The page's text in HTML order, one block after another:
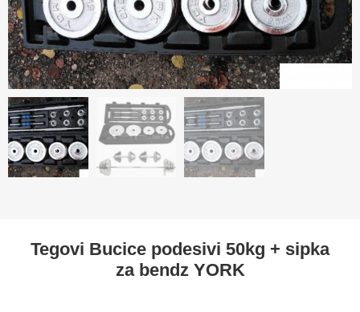
Tegovi Bucice podesivi 50kg + sipka
za bendz YORK